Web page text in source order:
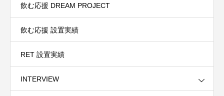
飲む応援 DREAM PROJECT
飲む応援 設置実績
RET 設置実績
INTERVIEW